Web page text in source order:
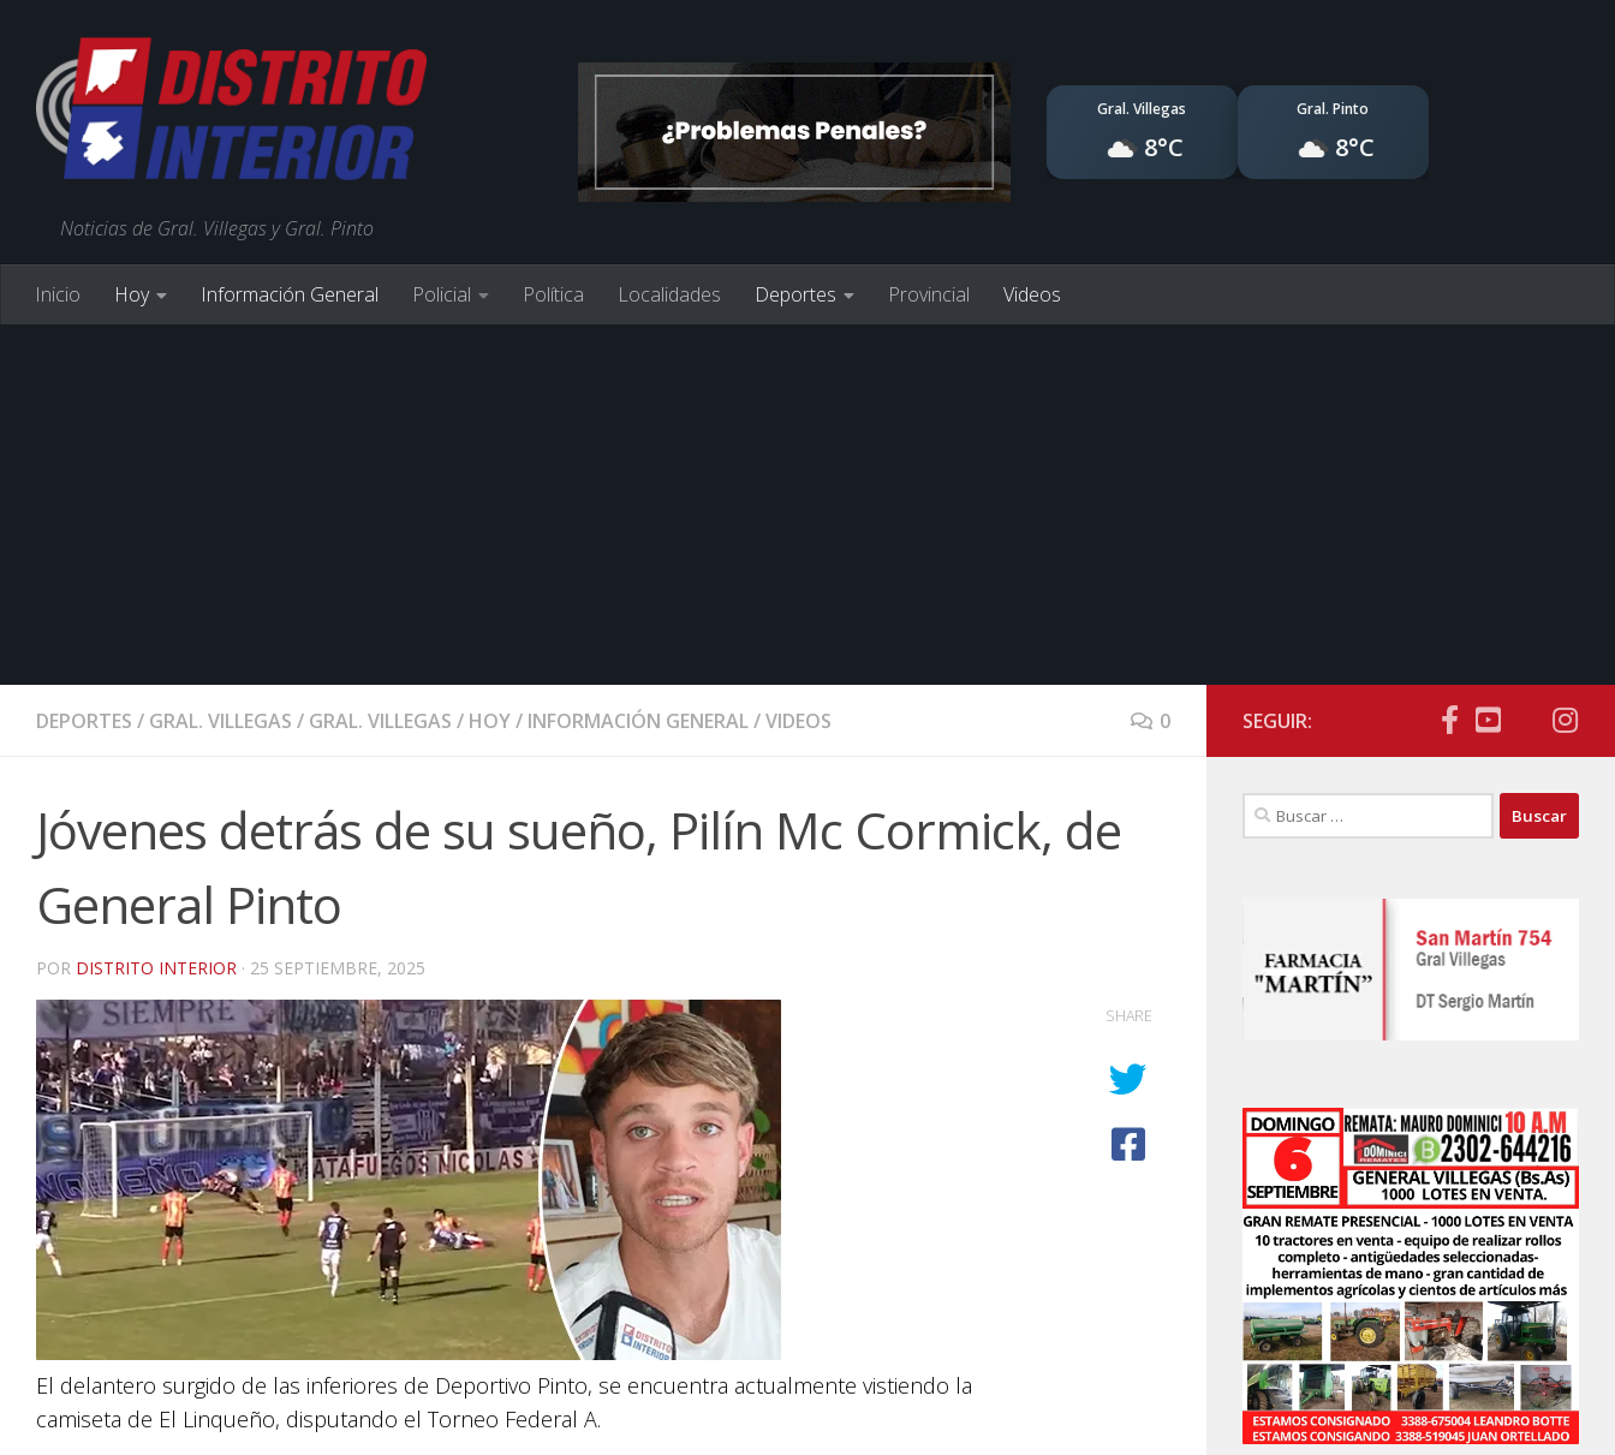
Noticias de Gral. Villegas y Gral. Pinto
Gral. Villegas
8°C
Gral. Pinto
8°C
Inicio Hoy Información General Policial Política Localidades Deportes Provincial Videos
DEPORTES / GRAL. VILLEGAS / GRAL. VILLEGAS / HOY/ INFORMACIÓN GENERAL/VIDEOS 0
Jóvenes detrás de su sueño, Pilín Mc Cormick, de
General Pinto
POR DISTRITO INTERIOR · 25 SEPTIEMBRE, 2025
El delantero surgido de las inferiores de Deportivo Pinto, se encuentra actualmente vistiendo la
camiseta de El Linqueño, disputando el Torneo Federal A.
SHARE
SEGUIR:
Buscar: